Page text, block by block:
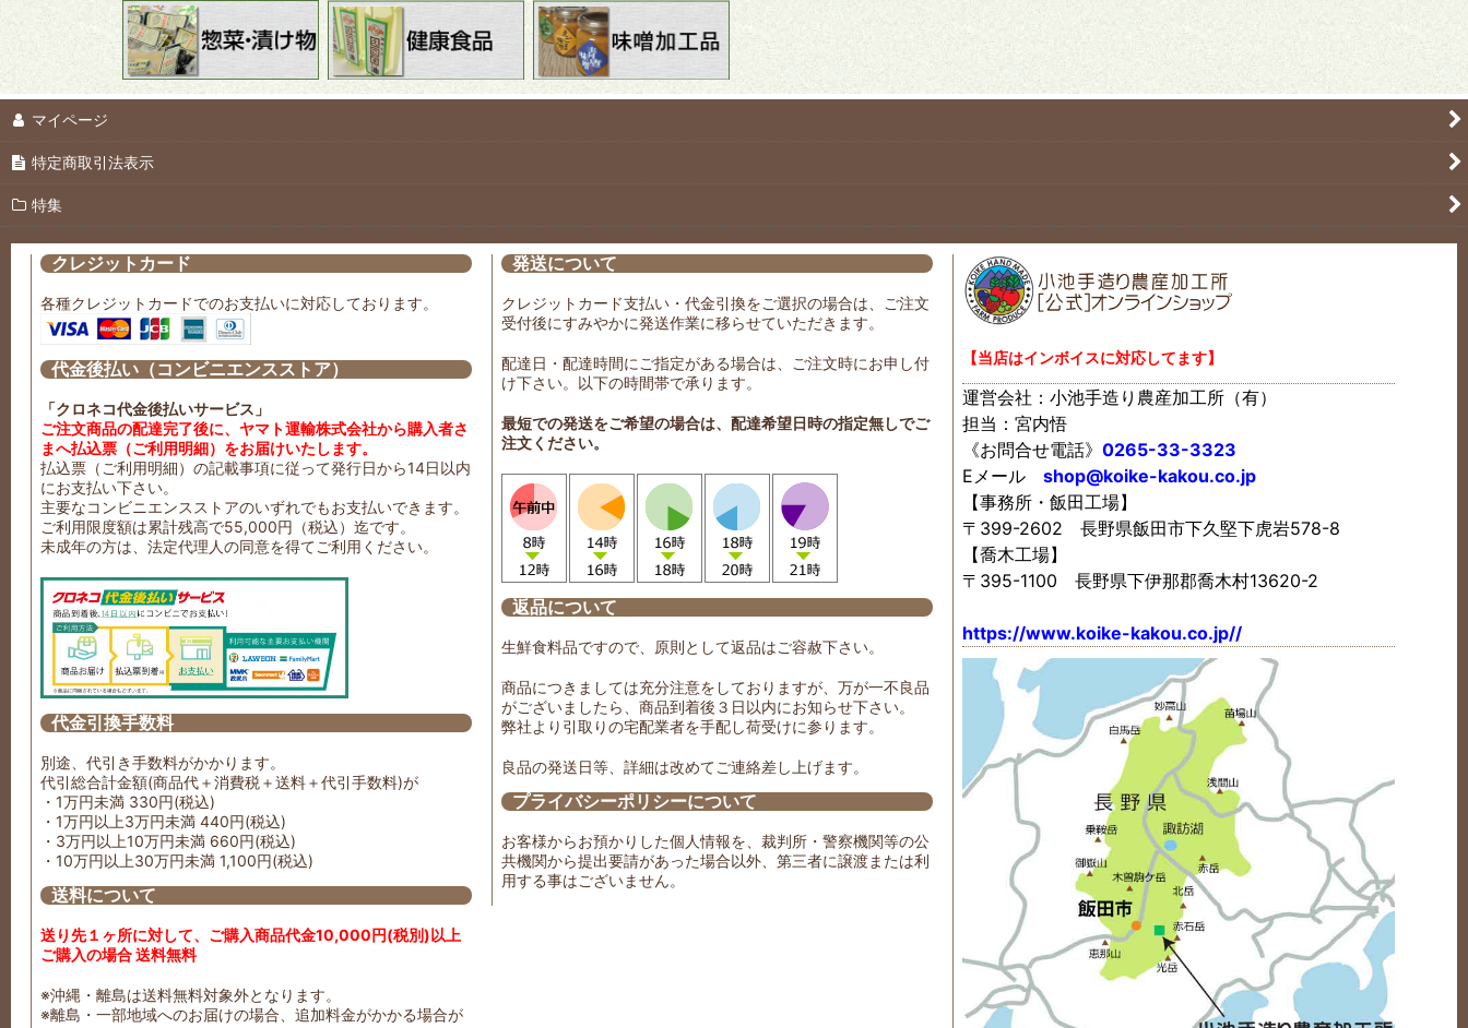
ラー油にんにく
【送料込み】お試しセット
おすすめギフトセット
パンのおともに
ご飯のおともに
焼肉のおともに
日々の習慣に
SALE
マイページ
特定商取引法表示
特集
クレジットカード
各種クレジットカードでのお支払いに対応しております。
代金後払い（コンビニエンスストア）
「クロネコ代金後払いサービス」
ご注文商品の配達完了後に、ヤマト運輸株式会社から購入者さ
まへ払込票（ご利用明細）をお届けいたします。
払込票（ご利用明細）の記載事項に従って発行日から14日以内
にお支払い下さい。
主要なコンビニエンスストアのいずれでもお支払いできます。
ご利用限度額は累計残高で55,000円（税込）迄です。
未成年の方は、法定代理人の同意を得てご利用ください。
代金引換手数料
別途、代引き手数料がかかります。
代引総合計金額(商品代＋消費税＋送料＋代引手数料)が
・1万円未満 330円(税込)
・1万円以上3万円未満 440円(税込)
・3万円以上10万円未満 660円(税込)
・10万円以上30万円未満 1,100円(税込)
送料について
送り先１ヶ所に対して、ご購入商品代金10,000円(税別)以上
ご購入の場合 送料無料
※沖縄・離島は送料無料対象外となります。
※離島・一部地域へのお届けの場合、追加料金がかかる場合が
発送について
クレジットカード支払い・代金引換をご選択の場合は、ご注文
受付後にすみやかに発送作業に移らせていただきます。
配達日・配達時間にご指定がある場合は、ご注文時にお申し付
け下さい。以下の時間帯で承ります。
最短での発送をご希望の場合は、配達希望日時の指定無しでご
注文ください。
返品について
生鮮食料品ですので、原則として返品はご容赦下さい。
商品につきましては充分注意をしておりますが、万が一不良品
がございましたら、商品到着後３日以内にお知らせ下さい。
弊社より引取りの宅配業者を手配し荷受けに参ります。
良品の発送日等、詳細は改めてご連絡差し上げます。
プライバシーポリシーについて
お客様からお預かりした個人情報を、裁判所・警察機関等の公
共機関から提出要請があった場合以外、第三者に譲渡または利
用する事はございません。
【当店はインボイスに対応してます】
運営会社：小池手造り農産加工所（有）
担当：宮内悟
《お問合せ電話》0265-33-3323
Eメールshop@koike-kakou.co.jp
【事務所・飯田工場】
〒399-2602 長野県飯田市下久堅下虎岩578-8
【喬木工場】
〒395-1100 長野県下伊那郡喬木村13620-2
https://www.koike-kakou.co.jp//